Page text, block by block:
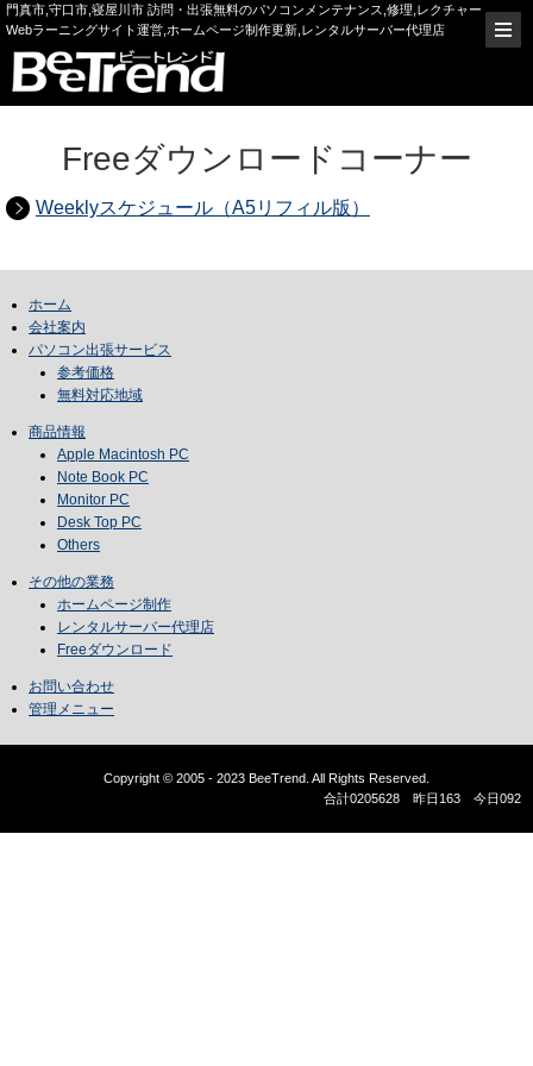
門真市,守口市,寝屋川市 訪問・出張無料のパソコンメンテナンス,修理,レクチャー
Webラーニングサイト運営,ホームページ制作更新,レンタルサーバー代理店
Freeダウンロードコーナー
Weeklyスケジュール（A5リフィル版）
ホーム
会社案内
パソコン出張サービス
参考価格
無料対応地域
商品情報
Apple Macintosh PC
Note Book PC
Monitor PC
Desk Top PC
Others
その他の業務
ホームページ制作
レンタルサーバー代理店
Freeダウンロード
お問い合わせ
管理メニュー
Copyright © 2005 - 2023 BeeTrend. All Rights Reserved.
合計0205628 昨日163 今日092